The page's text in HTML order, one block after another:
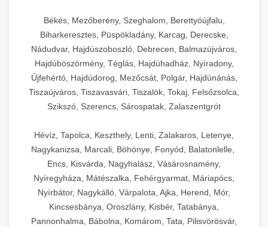
Békés, Mezőberény, Szeghalom, Berettyóújfalu,
Biharkeresztes, Püspökladány, Karcag, Derecske,
Nádudvar, Hajdúszoboszló, Debrecen, Balmazújváros,
Hajdúböszörmény, Téglás, Hajdúhadház, Nyíradony,
Újfehértó, Hajdúdorog, Mezőcsát, Polgár, Hajdúnánás,
Tiszaújváros, Tiszavasvári, Tiszalök, Tokaj, Felsőzsolca,
Szikszó, Szerencs, Sárospatak, Zalaszentgrót
Hévíz, Tapolca, Keszthely, Lenti, Zalakaros, Letenye,
Nagykanizsa, Marcali, Böhönye, Fonyód, Balatonlelle,
Encs, Kisvárda, Nagyhalász, Vásárosnamény,
Nyíregyháza, Mátészalka, Fehérgyarmat, Máriapócs,
Nyírbátor, Nagykálló, Várpalota, Ajka, Herend, Mór,
Kincsesbánya, Oroszlány, Kisbér, Tatabánya,
Pannonhalma, Bábolna, Komárom, Tata, Pilisvörösvár,